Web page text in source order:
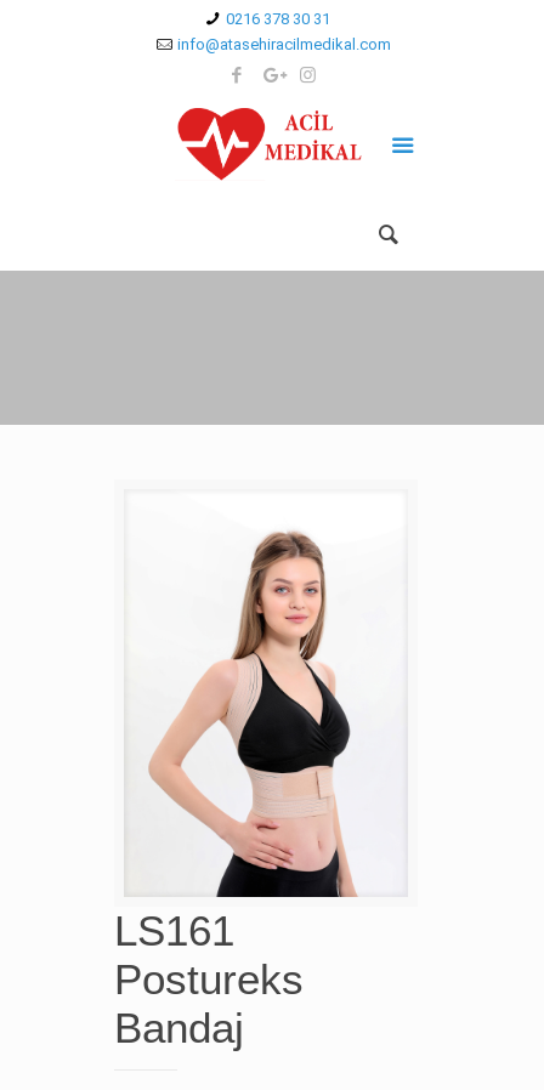
0216 378 30 31
info@atasehiracilmedikal.com
LS161
Postureks
Bandaj